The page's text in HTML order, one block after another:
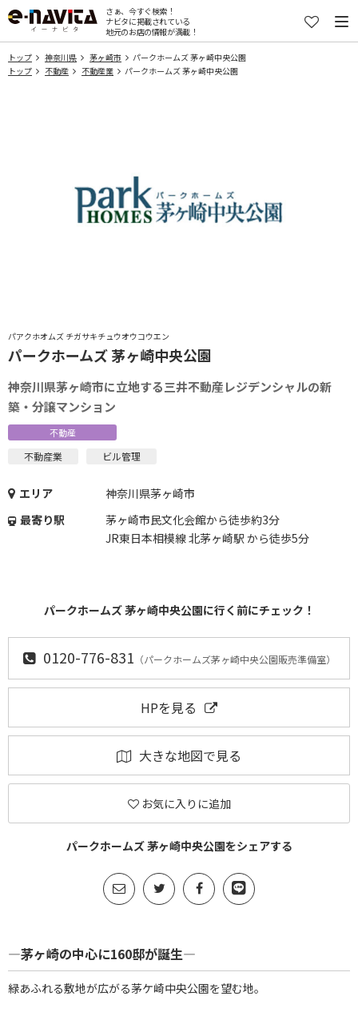
さぁ、今すぐ検索！
ナビタに掲載されている
地元のお店の情報が満載！
トップ 神奈川県 茅ヶ崎市
パークホームズ 茅ヶ崎中央公園
トップ
不動産 不動産業 パークホームズ 茅ヶ崎中央公園
パアクホオムズ チガサキチュウオウコウエン
パークホームズ 茅ヶ崎中央公園
神奈川県茅ヶ崎市に立地する三井不動産レジデンシャルの新
築・分譲マンション
不動産
不動産業 ビル管理
エリア
神奈川県茅ヶ崎市
最寄り駅
茅ヶ崎市民文化会館から徒歩約3分
JR東日本相模線 北茅ヶ崎駅 から徒歩5分
パークホームズ 茅ヶ崎中央公園に行く前にチェック！
0120-776-831 （パークホームズ茅ヶ崎中央公園販売準備室）
HPを見る
大きな地図で見る
お気に入りに追加
パークホームズ 茅ヶ崎中央公園をシェアする
―茅ヶ崎の中心に160邸が誕生―
緑あふれる敷地が広がる茅ケ崎中央公園を望む地。